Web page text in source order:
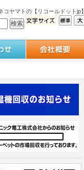
ヤマトの【リコールドットjp】